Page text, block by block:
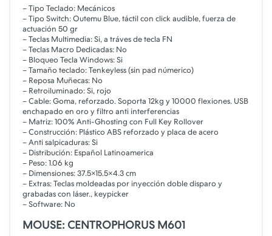
– Tipo Teclado: Mecánicos
– Tipo Switch: Outemu Blue, táctil con click audible, fuerza de
actuación 50 gr
– Teclas Multimedia: Si, a tráves de tecla FN
– Teclas Macro Dedicadas: No
– Bloqueo Tecla Windows: Si
– Tamaño teclado: Tenkeyless (sin pad númerico)
– Reposa Muñecas: No
– Retroiluminado: Si, rojo
– Cable: Goma, reforzado. Soporta 12kg y 10000 flexiones. USB
enchapado en oro y filtro anti interferencias
– Matriz: 100% Anti-Ghosting con Full Key Rollover
– Construcción: Plástico ABS reforzado y placa de acero
– Anti salpicaduras: Si
– Distribución: Español Latinoamerica
– Peso: 1.06 kg
– Dimensiones: 37.5×15.5×4.3 cm
– Extras: Teclas moldeadas por inyección doble disparo y
grabadas con láser., keypicker
– Software: No
MOUSE: CENTROPHORUS M601